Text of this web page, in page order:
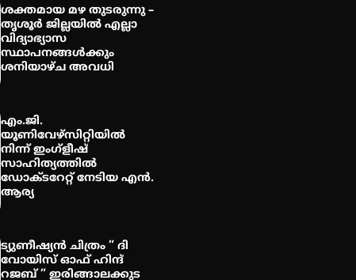
ശക്തമായ മഴ തുടരുന്നു –
തൃശൂർ ജില്ലയിൽ എല്ലാ
വിദ്യാഭ്യാസ
സ്ഥാപനങ്ങൾക്കും
ശനിയാഴ്ച അവധി
എം.ജി.
യൂണിവേഴ്‌സിറ്റിയിൽ
നിന്ന് ഇംഗ്ളീഷ്
സാഹിത്യത്തിൽ
ഡോക്ടറേറ്റ് നേടിയ എൻ.
ആര്യ
ട്യുണീഷ്യൻ ചിത്രം ” ദി
വോയിസ് ഓഫ് ഹിന്ദ്
റജബ് ” ഇരിങ്ങാലക്കുട